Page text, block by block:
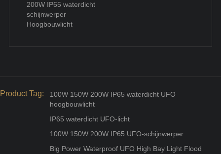
200W IP65 waterdicht
schijnwerper
Hoogbouwlicht
Product Tag:
100W 150W 200W IP65 waterdicht UFO
hoogbouwlicht
IP65 waterdicht UFO-licht
100W 150W 200W IP65 UFO-schijnwerper
Big Power Waterproof UFO High Bay Light Flood